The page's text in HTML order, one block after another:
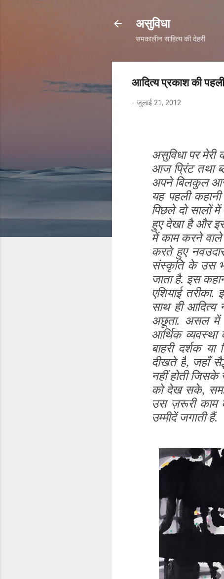
असुविधा
समकालीन साहित्य की देहरी
आदित्य प्रकाश की
- जुलाई 21, 2012
असुविधा पर
आज प्रिंट तथा
अपने बिलकुल
यह पहली
पिछले दो सालों
हुए देखा है और
में काम करने
करते हुए
संस्कृति के उस
जाता है. इस
एशियाई
साथ ही
अछूता. असल में
आर्थिक
बाहरी दर्शक
दीखते हैं, जहाँ
नहीं होती
को देख सके,
उस ज़रूरी काम
उम्मीदें जगाती हैं.